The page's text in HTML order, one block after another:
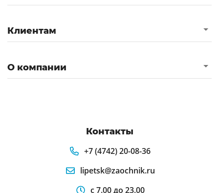
Клиентам
О компании
Контакты
+7 (4742) 20-08-36
lipetsk@zaochnik.ru
с 7.00 до 23.00